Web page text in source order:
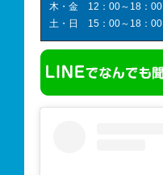
木・金 12：00～18：00
土・日 15：00～18：00